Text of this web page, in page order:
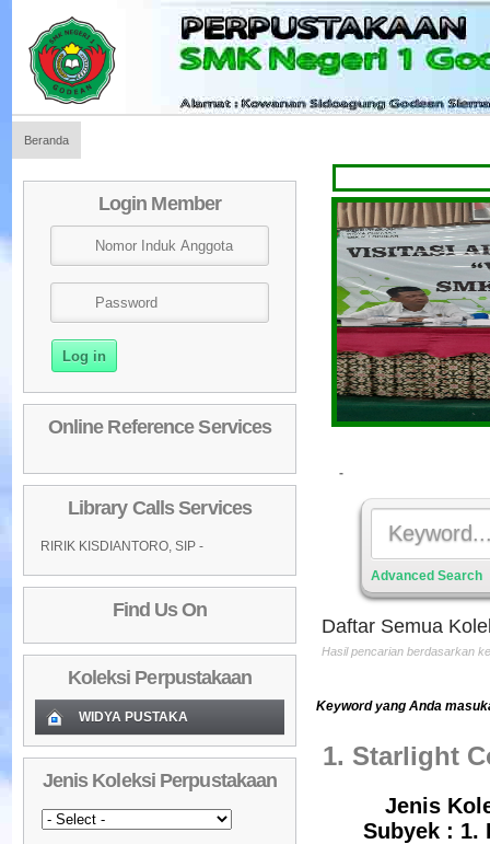
Beranda
Login Member
Online Reference Services
Library Calls Services
RIRIK KISDIANTORO, SIP -
Find Us On
Koleksi Perpustakaan
WIDYA PUSTAKA
02 Daftar Koleksi Baru (Tgl.Input)
03 Daftar Koleksi (Pengarang)
Jenis Koleksi Perpustakaan
-
Advanced Search
Daftar Semua
Hasil pencarian berdasarkan
Keyword yang Anda
1. Starlight
Jenis
Subyek :